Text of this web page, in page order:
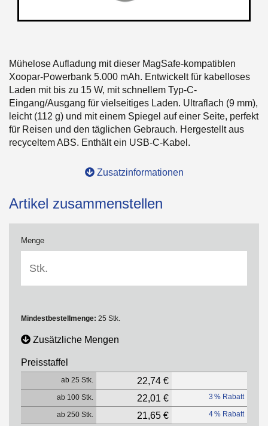
Mühelose Aufladung mit dieser MagSafe-kompatiblen
Xoopar-Powerbank 5.000 mAh. Entwickelt für kabelloses
Laden mit bis zu 15 W, mit schnellem Typ-C-
Eingang/Ausgang für vielseitiges Laden. Ultraflach (9 mm),
leicht (112 g) und mit einem Spiegel auf einer Seite, perfekt
für Reisen und den täglichen Gebrauch. Hergestellt aus
recyceltem ABS. Enthält ein USB-C-Kabel.
Zusatzinformationen
Artikel zusammenstellen
Menge
Mindestbestellmenge: 25 Stk.
Zusätzliche Mengen
Preisstaffel
ab 25 Stk. 22,74 €
ab 100 Stk. 22,01 € 3 % Rabatt
ab 250 Stk. 21,65 € 4 % Rabatt